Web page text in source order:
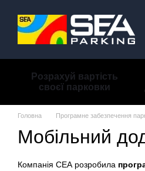
Розрахуй вартість
своєї парковки
Головна Програмне забезпечення
Мобільний
Компанія СЕА розробила